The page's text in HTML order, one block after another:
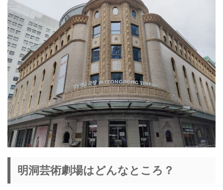
明洞芸術劇場はどんなところ？